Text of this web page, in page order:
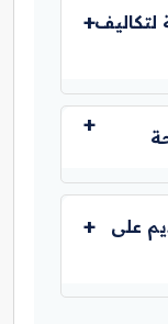
الطلاب
كاملاً أو
بالإضافة
على معدل
الألمانية حسب
دافع قوية
على